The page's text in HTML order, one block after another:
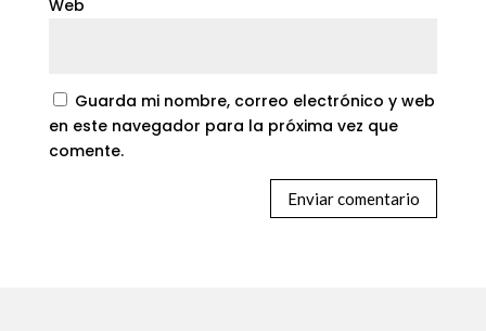
Web
Guarda mi nombre, correo electrónico y web
en este navegador para la próxima vez que
comente.